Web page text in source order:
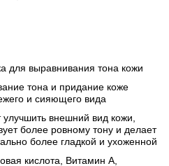
для выравнивания тона кожи
тона и придание коже
и сияющего вида
улучшить внешний вид кожи,
более ровному тону и делает
более гладкой и ухоженной
кислота, Витамин A,